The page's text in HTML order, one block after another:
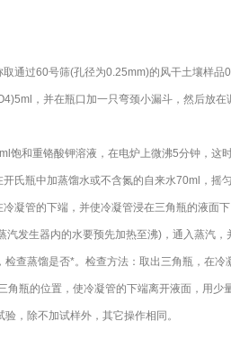
取通过60号筛(孔径为0.25mm)的风干土壤样
，并在瓶口加一只弯颈小漏斗，然后放
饱和重铬酸钾溶液，在电炉上微沸5分钟，这
氏瓶中加蒸馏水或不含氮的自来水70ml，摇
凝管的下端，并使冷凝管浸在三角瓶的液面
汽发生器内的水要预先加热至沸)，通入蒸汽，
检查蒸馏是否*。检查方法：取出三角瓶，在
角瓶的位置，使冷凝管的下端离开液面，用
，除不加试样外，其它操作相同。